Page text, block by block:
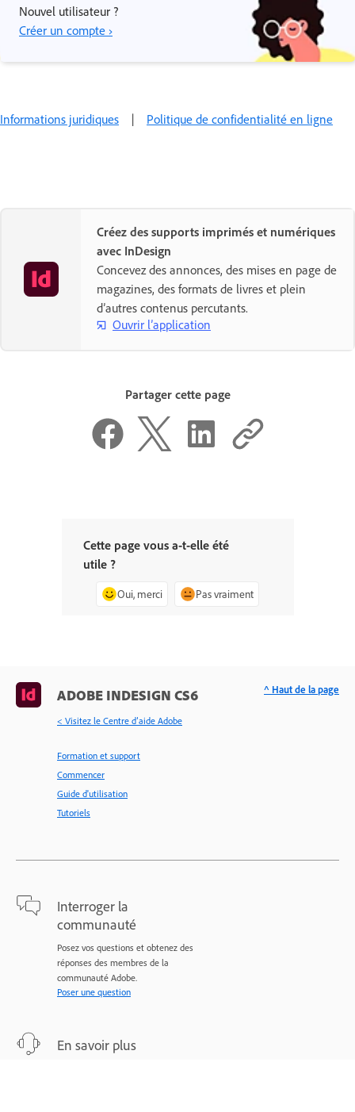
Nouvel utilisateur ?
Créer un compte ›
Informations juridiques | Politique de confidentialité en ligne
Créez des supports imprimés et numériques
avec InDesign
Concevez des annonces, des mises en page de
magazines, des formats de livres et plein
d’autres contenus percutants.
Ouvrir l’application
Partager cette page
Cette page vous a-t-elle été
utile ?
Oui, merci Pas vraiment
ADOBE INDESIGN CS6
< Visitez le Centre d’aide Adobe
Formation et support
Commencer
Guide d'utilisation
Tutoriels
Interroger la
communauté
Posez vos questions et obtenez des
réponses des membres de la
communauté Adobe.
Poser une question
En savoir plus
^ Haut de la page